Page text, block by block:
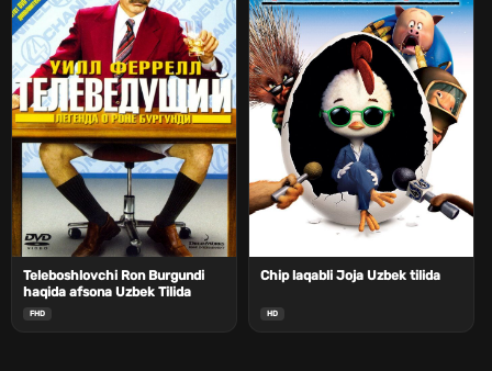
Teleboshlovchi Ron Burgundi
haqida afsona Uzbek Tilida
FHD
Сhip laqabli Joja Uzbek tilida
HD